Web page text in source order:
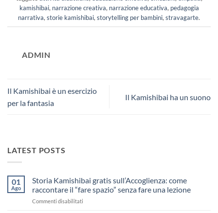
kamishibai, narrazione creativa, narrazione educativa, pedagogia
narrativa,storie kamishibai,storytelling per bambini,stravagarte.
ADMIN
Il Kamishibai è un esercizio
per la fantasia
Il Kamishibai ha un suono
LATEST POSTS
01
Ago
Storia Kamishibai gratis sull’Accoglienza: come
raccontare il “fare spazio” senza fare una lezione
Commenti disabilitati